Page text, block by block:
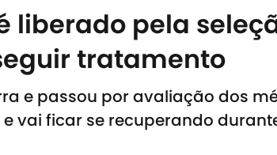
liberado pela
tratamento
e passou por avaliação dos
vai ficar se recuperando